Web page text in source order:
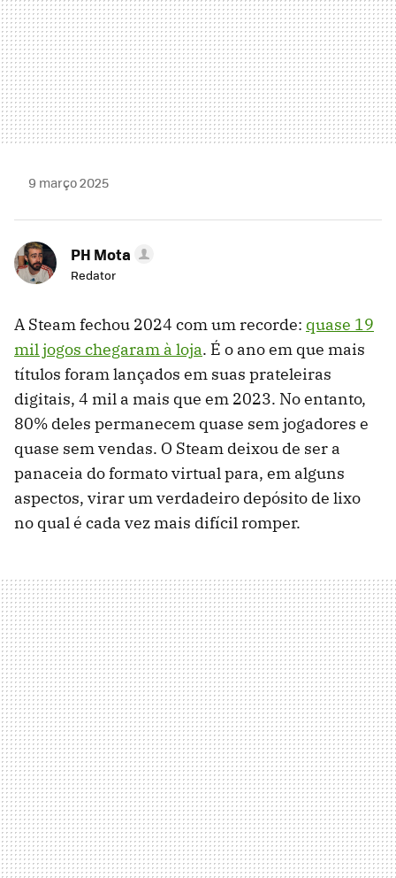
9 março 2025
PH Mota
Redator
A Steam fechou 2024 com um recorde: quase 19
mil jogos chegaram à loja. É o ano em que mais
títulos foram lançados em suas prateleiras
digitais, 4 mil a mais que em 2023. No entanto,
80% deles permanecem quase sem jogadores e
quase sem vendas. O Steam deixou de ser a
panaceia do formato virtual para, em alguns
aspectos, virar um verdadeiro depósito de lixo
no qual é cada vez mais difícil romper.